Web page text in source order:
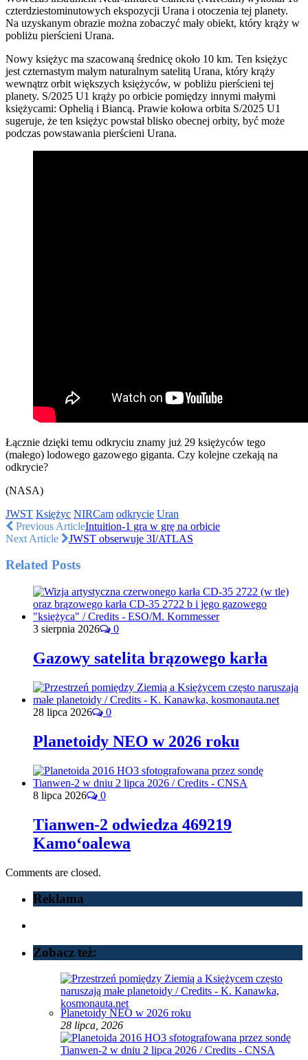
czterdziestominutowych ekspozycji Urana i otoczenia tej planety.
Na uzyskanym obrazie można zobaczyć mały obiekt, który krąży w
pobliżu pierścieni Urana.
Nowy księżyc ma szacowaną średnicę około 10 km. Ten księżyc
jest czternastym małym naturalnym satelitą Urana, który krąży
wewnątrz orbit większych księżyców, w pobliżu pierścieni tej
planety. S/2025 U1 krąży po orbicie pomiędzy innymi małymi
księżycami: Ophelią i Biancą. Prawie kołowa orbita S/2025 U1
sugeruje, że ten księżyc powstał blisko obecnej orbity, być może
podczas powstawania pierścieni Urana.
Łącznie dzięki temu odkryciu znamy już 29 księżyców tego
(małego) lodowego gazowego giganta. Czy kolejne czekają na
odkrycie?
(NASA)
JWST Księżyc NIRCam odkrycie Uran
Previous ArticleIntuition-1 gra w grę na orbicie
Next Article
JWST obserwuje 3I/ATLAS
Related Posts
3 sierpnia 2026 0
Gazowy satelita brązowego karła
28 lipca 2026 0
Planetoidy NEO w 2026 roku
8 lipca 2026 0
Tianwen-2 odwiedza 469219
Kamoʻoalewa
Comments are closed.
Reklama
Zobacz też:
Planetoidy NEO w 2026 roku
28 lipca, 2026